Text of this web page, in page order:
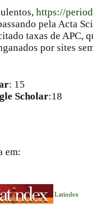
https://
pela Acta
taxas de APC,
por sites
: 15
Scholar:18
em:
Latindex